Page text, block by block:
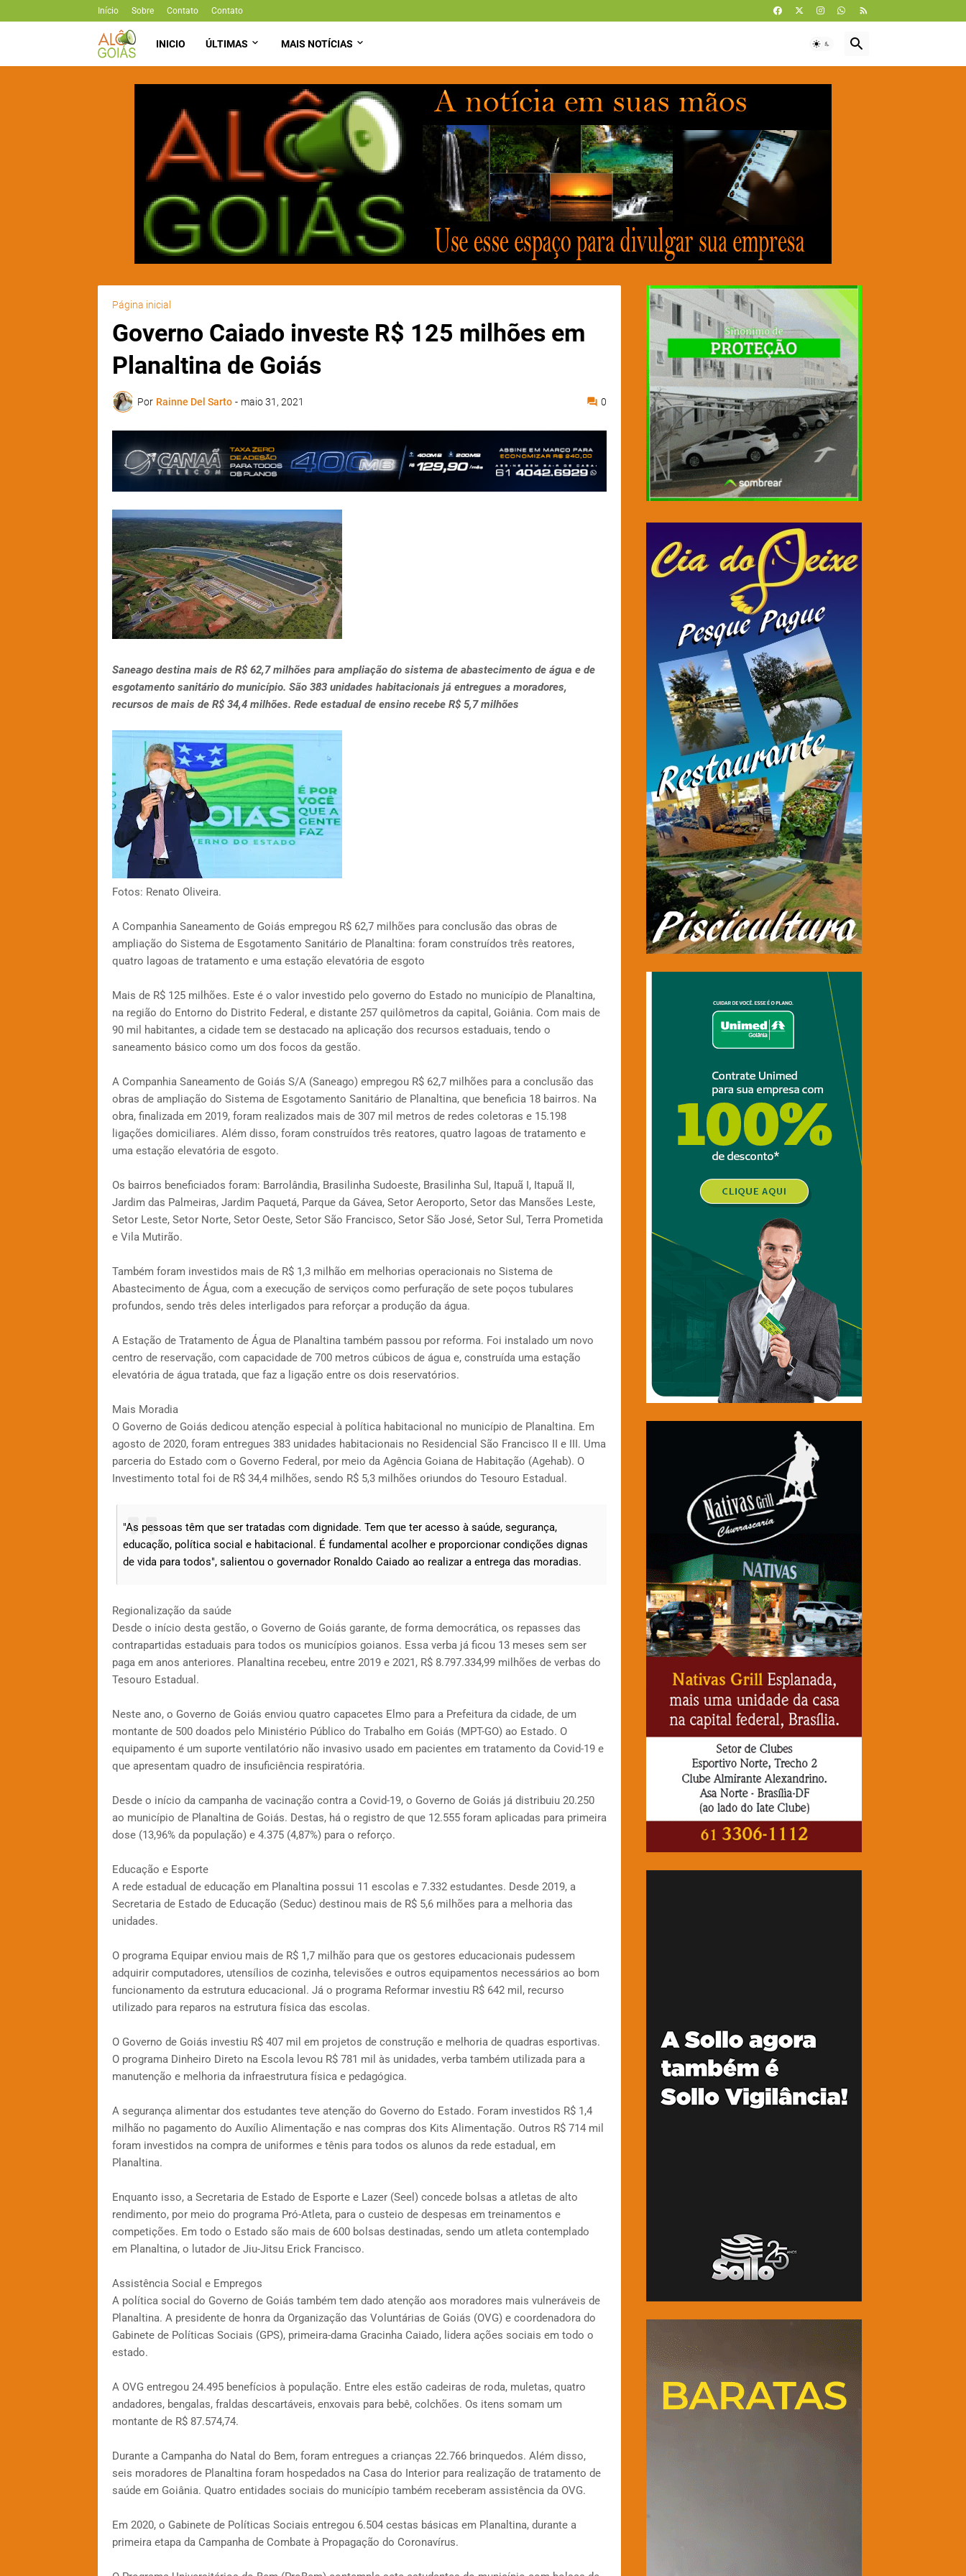
Início Sobre Contato Contato
INICIO ÚLTIMAS MAIS NOTÍCIAS
Página inicial
Governo Caiado investe R$ 125 milhões em
Planaltina de Goiás
Por Rainne Del Sarto - maio 31, 2021 0
Saneago destina mais de R$ 62,7 milhões para ampliação do sistema de abastecimento de água e de
esgotamento sanitário do município. São 383 unidades habitacionais já entregues a moradores,
recursos de mais de R$ 34,4 milhões. Rede estadual de ensino recebe R$ 5,7 milhões
Fotos: Renato Oliveira.
A Companhia Saneamento de Goiás empregou R$ 62,7 milhões para conclusão das obras de
ampliação do Sistema de Esgotamento Sanitário de Planaltina: foram construídos três reatores,
quatro lagoas de tratamento e uma estação elevatória de esgoto
Mais de R$ 125 milhões. Este é o valor investido pelo governo do Estado no município de Planaltina,
na região do Entorno do Distrito Federal, e distante 257 quilômetros da capital, Goiânia. Com mais de
90 mil habitantes, a cidade tem se destacado na aplicação dos recursos estaduais, tendo o
saneamento básico como um dos focos da gestão.
A Companhia Saneamento de Goiás S/A (Saneago) empregou R$ 62,7 milhões para a conclusão das
obras de ampliação do Sistema de Esgotamento Sanitário de Planaltina, que beneficia 18 bairros. Na
obra, finalizada em 2019, foram realizados mais de 307 mil metros de redes coletoras e 15.198
ligações domiciliares. Além disso, foram construídos três reatores, quatro lagoas de tratamento e
uma estação elevatória de esgoto.
Os bairros beneficiados foram: Barrolândia, Brasilinha Sudoeste, Brasilinha Sul, Itapuã I, Itapuã II,
Jardim das Palmeiras, Jardim Paquetá, Parque da Gávea, Setor Aeroporto, Setor das Mansões Leste,
Setor Leste, Setor Norte, Setor Oeste, Setor São Francisco, Setor São José, Setor Sul, Terra Prometida
e Vila Mutirão.
Também foram investidos mais de R$ 1,3 milhão em melhorias operacionais no Sistema de
Abastecimento de Água, com a execução de serviços como perfuração de sete poços tubulares
profundos, sendo três deles interligados para reforçar a produção da água.
A Estação de Tratamento de Água de Planaltina também passou por reforma. Foi instalado um novo
centro de reservação, com capacidade de 700 metros cúbicos de água e, construída uma estação
elevatória de água tratada, que faz a ligação entre os dois reservatórios.
Mais Moradia
O Governo de Goiás dedicou atenção especial à política habitacional no município de Planaltina. Em
agosto de 2020, foram entregues 383 unidades habitacionais no Residencial São Francisco II e III. Uma
parceria do Estado com o Governo Federal, por meio da Agência Goiana de Habitação (Agehab). O
Investimento total foi de R$ 34,4 milhões, sendo R$ 5,3 milhões oriundos do Tesouro Estadual.
"As pessoas têm que ser tratadas com dignidade. Tem que ter acesso à saúde, segurança,
educação, política social e habitacional. É fundamental acolher e proporcionar condições dignas
de vida para todos", salientou o governador Ronaldo Caiado ao realizar a entrega das moradias.
Regionalização da saúde
Desde o início desta gestão, o Governo de Goiás garante, de forma democrática, os repasses das
contrapartidas estaduais para todos os municípios goianos. Essa verba já ficou 13 meses sem ser
paga em anos anteriores. Planaltina recebeu, entre 2019 e 2021, R$ 8.797.334,99 milhões de verbas do
Tesouro Estadual.
Neste ano, o Governo de Goiás enviou quatro capacetes Elmo para a Prefeitura da cidade, de um
montante de 500 doados pelo Ministério Público do Trabalho em Goiás (MPT-GO) ao Estado. O
equipamento é um suporte ventilatório não invasivo usado em pacientes em tratamento da Covid-19 e
que apresentam quadro de insuficiência respiratória.
Desde o início da campanha de vacinação contra a Covid-19, o Governo de Goiás já distribuiu 20.250
ao município de Planaltina de Goiás. Destas, há o registro de que 12.555 foram aplicadas para primeira
dose (13,96% da população) e 4.375 (4,87%) para o reforço.
Educação e Esporte
A rede estadual de educação em Planaltina possui 11 escolas e 7.332 estudantes. Desde 2019, a
Secretaria de Estado de Educação (Seduc) destinou mais de R$ 5,6 milhões para a melhoria das
unidades.
O programa Equipar enviou mais de R$ 1,7 milhão para que os gestores educacionais pudessem
adquirir computadores, utensílios de cozinha, televisões e outros equipamentos necessários ao bom
funcionamento da estrutura educacional. Já o programa Reformar investiu R$ 642 mil, recurso
utilizado para reparos na estrutura física das escolas.
O Governo de Goiás investiu R$ 407 mil em projetos de construção e melhoria de quadras esportivas.
O programa Dinheiro Direto na Escola levou R$ 781 mil às unidades, verba também utilizada para a
manutenção e melhoria da infraestrutura física e pedagógica.
A segurança alimentar dos estudantes teve atenção do Governo do Estado. Foram investidos R$ 1,4
milhão no pagamento do Auxílio Alimentação e nas compras dos Kits Alimentação. Outros R$ 714 mil
foram investidos na compra de uniformes e tênis para todos os alunos da rede estadual, em
Planaltina.
Enquanto isso, a Secretaria de Estado de Esporte e Lazer (Seel) concede bolsas a atletas de alto
rendimento, por meio do programa Pró-Atleta, para o custeio de despesas em treinamentos e
competições. Em todo o Estado são mais de 600 bolsas destinadas, sendo um atleta contemplado
em Planaltina, o lutador de Jiu-Jitsu Erick Francisco.
Assistência Social e Empregos
A política social do Governo de Goiás também tem dado atenção aos moradores mais vulneráveis de
Planaltina. A presidente de honra da Organização das Voluntárias de Goiás (OVG) e coordenadora do
Gabinete de Políticas Sociais (GPS), primeira-dama Gracinha Caiado, lidera ações sociais em todo o
estado.
A OVG entregou 24.495 benefícios à população. Entre eles estão cadeiras de roda, muletas, quatro
andadores, bengalas, fraldas descartáveis, enxovais para bebê, colchões. Os itens somam um
montante de R$ 87.574,74.
Durante a Campanha do Natal do Bem, foram entregues a crianças 22.766 brinquedos. Além disso,
seis moradores de Planaltina foram hospedados na Casa do Interior para realização de tratamento de
saúde em Goiânia. Quatro entidades sociais do município também receberam assistência da OVG.
Em 2020, o Gabinete de Políticas Sociais entregou 6.504 cestas básicas em Planaltina, durante a
primeira etapa da Campanha de Combate à Propagação do Coronavírus.